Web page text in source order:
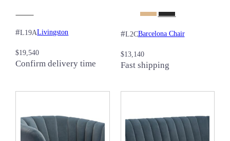
#L19ALivingston
$19,540
Confirm delivery time
#L2CBarcelona Chair
$13,140
Fast shipping